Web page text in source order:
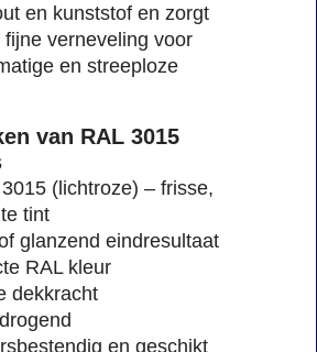
en kunststof en zorgt
verneveling voor
en streeploze
van RAL 3015
(lichtroze) – frisse,
tint
glanzend eindresultaat
RAL kleur
dekkracht
en geschikt